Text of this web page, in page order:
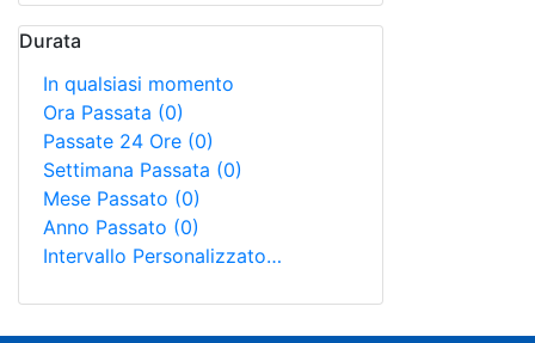
Durata
In qualsiasi momento
Ora Passata (0)
Passate 24 Ore (0)
Settimana Passata (0)
Mese Passato (0)
Anno Passato (0)
Intervallo Personalizzato…